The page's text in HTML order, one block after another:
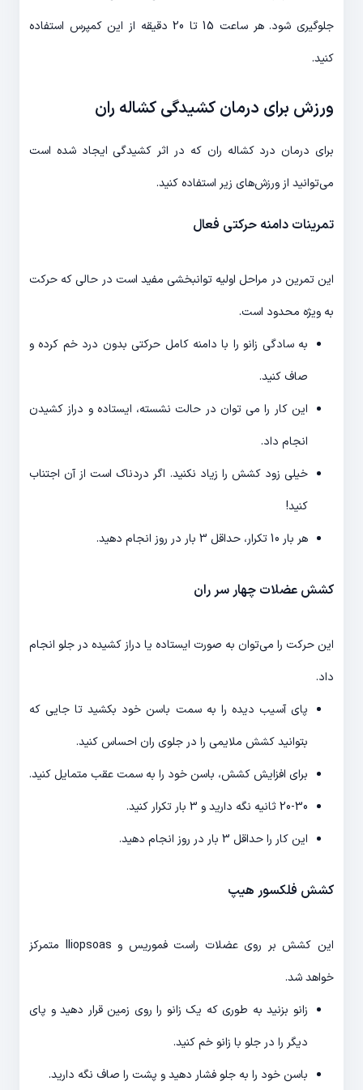
جلوگیری شود. هر ساعت 15 تا 20 دقیقه از این کمپرس استفاده
کنید.
ورزش برای درمان کشیدگی کشاله ران
برای درمان درد کشاله ران که در اثر کشیدگی ایجاد شده است
می‌توانید از ورزش‌های زیر استفاده کنید.
تمرینات دامنه حرکتی فعال
این تمرین در مراحل اولیه توانبخشی مفید است در حالی که حرکت
به ویژه محدود است.
به سادگی زانو را با دامنه کامل حرکتی بدون درد خم کرده و
صاف کنید.
این کار را می توان در حالت نشسته، ایستاده و دراز کشیدن
انجام داد.
خیلی زود کشش را زیاد نکنید. اگر دردناک است از آن اجتناب
کنید!
هر بار 10 تکرار، حداقل 3 بار در روز انجام دهید.
کشش عضلات چهار سر ران
این حرکت را می‌توان به صورت ایستاده یا دراز کشیده در جلو انجام
داد.
پای آسیب دیده را به سمت باسن خود بکشید تا جایی که
بتوانید کشش ملایمی را در جلوی ران احساس کنید.
برای افزایش کشش، باسن خود را به سمت عقب متمایل کنید.
20-30 ثانیه نگه دارید و 3 بار تکرار کنید.
این کار را حداقل 3 بار در روز انجام دهید.
کشش فلکسور هیپ
این کشش بر روی عضلات راست فموریس و Iliopsoas متمرکز
خواهد شد.
زانو بزنید به طوری که یک زانو را روی زمین قرار دهید و پای
دیگر را در جلو با زانو خم کنید.
باسن خود را به جلو فشار دهید و پشت را صاف نگه دارید.